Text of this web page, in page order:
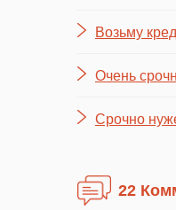
Возьму
Очень
Срочно
22